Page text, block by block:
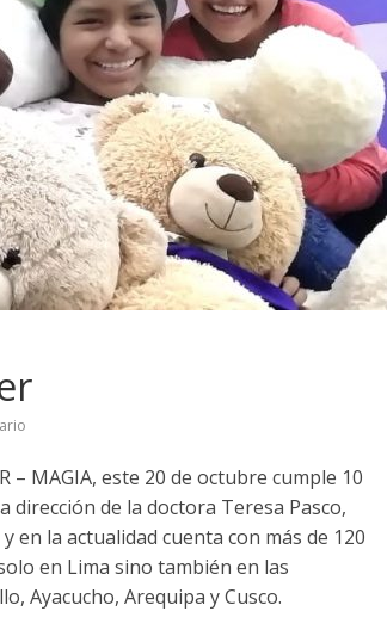
– MAGIA, este 20 de octubre cumple 10
de la doctora Teresa Pasco,
en la actualidad cuenta con más de 120
en Lima sino también en las
Ayacucho, Arequipa y Cusco.